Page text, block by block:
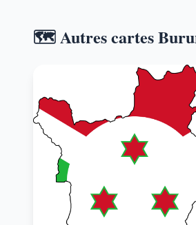
🗺️ Autres cartes